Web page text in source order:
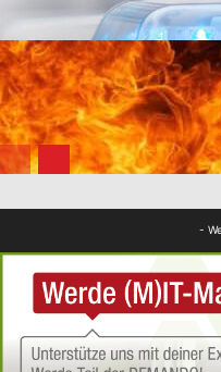
FB News
AUTO
FEUER
-